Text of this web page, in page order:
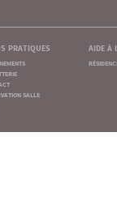
pratiques
salle
aide